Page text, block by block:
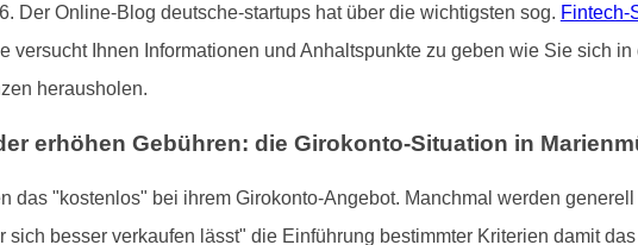
Der Online-Blog deutsche-startups hat über die wichtigsten sog. Fintech-
versucht Ihnen Informationen und Anhaltspunkte zu geben wie Sie sich
herausholen.
erhöhen Gebühren: die Girokonto-Situation in
das "kostenlos" bei ihrem Girokonto-Angebot. Manchmal werden
sich besser verkaufen lässt" die Einführung bestimmter Kriterien damit